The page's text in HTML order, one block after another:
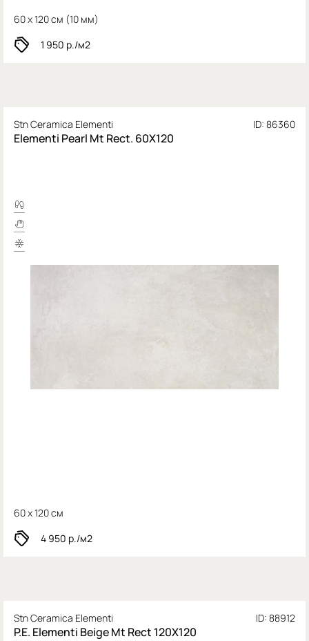
60 x 120 см (10 мм)
1 950 р./м2
Stn Ceramica Elementi ID: 86360
Elementi Pearl Mt Rect. 60X120
60 x 120 см
4 950 р./м2
Stn Ceramica Elementi ID: 88912
P.E. Elementi Beige Mt Rect 120X120